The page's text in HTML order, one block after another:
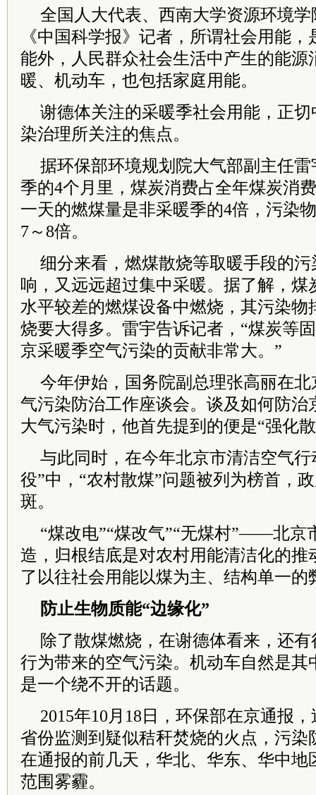
全国人大代表、西南大学资源环境
《中国科学报》记者，所谓社会用能
能外，人民群众社会生活中产生的能源
暖、机动车，也包括家庭用能。
谢德体关注的采暖季社会用能，正
染治理所关注的焦点。
据环保部环境规划院大气部副主任
季的4个月里，煤炭消费占全年煤炭消
一天的燃煤量是非采暖季的4倍，污染
7～8倍。
细分来看，燃煤散烧等取暖手段的
响，又远远超过集中采暖。据了解，煤
水平较差的燃煤设备中燃烧，其污染物
烧要大得多。雷宇告诉记者，“煤炭等
京采暖季空气污染的贡献非常大。”
今年伊始，国务院副总理张高丽在
气污染防治工作座谈会。谈及如何防治
大气污染时，他首先提到的便是“强化
与此同时，在今年北京市清洁空气
役”中，“农村散煤”问题被列为榜首，
斑。
“煤改电”“煤改气”“无煤村”——北京
造，归根结底是对农村用能清洁化的推
了以往社会用能以煤为主、结构单一的
防止生物质能“边缘化”
除了散煤燃烧，在谢德体看来，还
行为带来的空气污染。机动车自然是其
是一个绕不开的话题。
2015年10月18日，环保部在京通报
省份监测到疑似秸秆焚烧的火点，污染
在通报的前几天，华北、华东、华中地
范围雾霾。